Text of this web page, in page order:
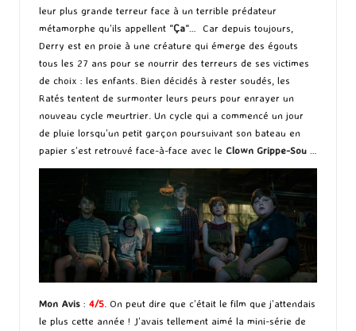
leur plus grande terreur face à un terrible prédateur
métamorphe qu’ils appellent “Ça“… Car depuis toujours,
Derry est en proie à une créature qui émerge des égouts
tous les 27 ans pour se nourrir des terreurs de ses victimes
de choix : les enfants. Bien décidés à rester soudés, les
Ratés tentent de surmonter leurs peurs pour enrayer un
nouveau cycle meurtrier. Un cycle qui a commencé un jour
de pluie lorsqu’un petit garçon poursuivant son bateau en
papier s’est retrouvé face-à-face avec le Clown Grippe-Sou
Mon Avis : 4/5. On peut dire que c’était le film que j’attendais
le plus cette année ! J’avais tellement aimé la mini-série de